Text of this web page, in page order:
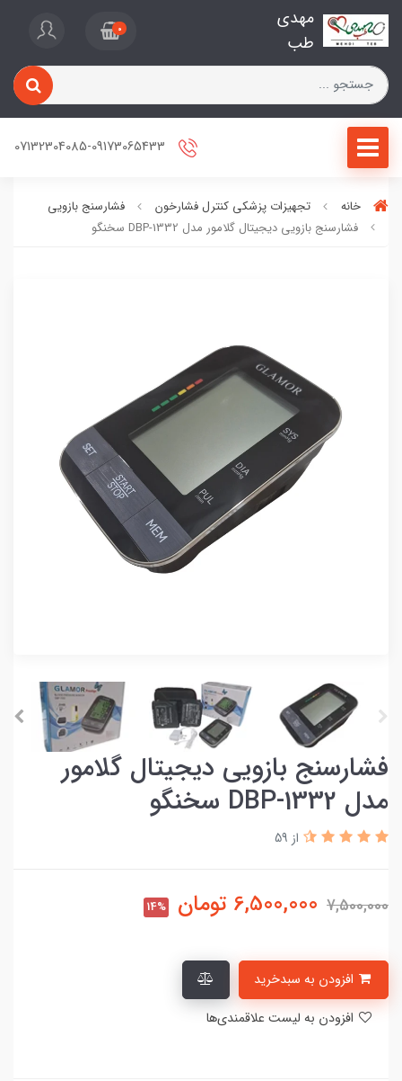
مهدی
طب
0
خانه تجهیزات پزشکی کنترل فشارخون
فشارسنج بازویی
فشارسنج بازویی دیجیتال گلامور مدل DBP-1332 سخنگو
فشارسنج بازویی دیجیتال گلامور
مدل DBP-1332 سخنگو
از 59
7,500,000
6,500,000 تومان 14%